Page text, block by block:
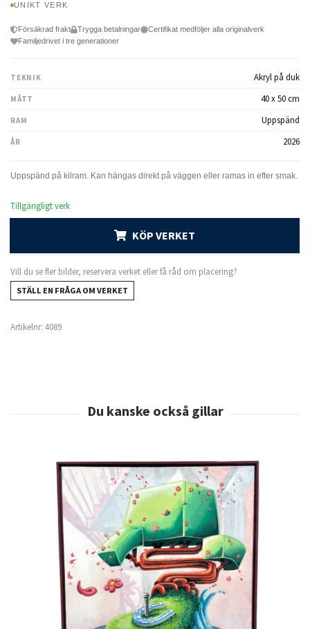
UNIKT VERK
Försäkrad frakt Trygga betalningar
Certifikat medföljer alla originalverk
Familjedrivet i tre generationer
TEKNIK Akryl på duk
MÅTT 40 x 50 cm
RAM Uppspänd
ÅR 2026
Tillgängligt verk
KÖP VERKET
Vill du se fler bilder, reservera verket eller få råd om placering?
STÄLL EN FRÅGA OM VERKET
Artikelnr: 4089